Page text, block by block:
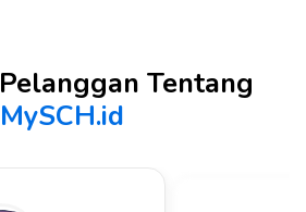
Tentang
MySCH.id